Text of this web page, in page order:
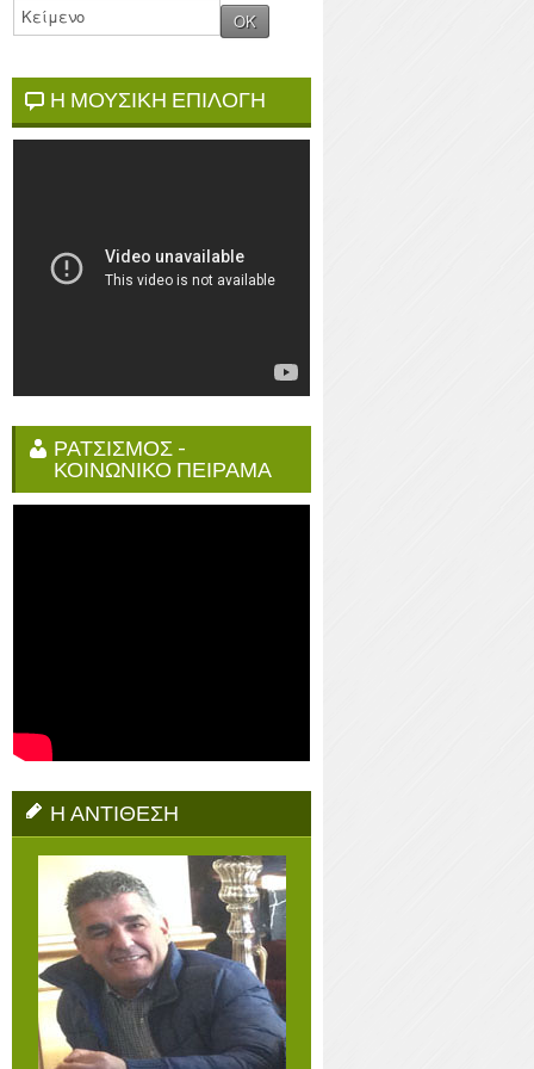
Η ΜΟΥΣΙΚΗ ΕΠΙΛΟΓΗ
ΡΑΤΣΙΣΜΟΣ -
ΚΟΙΝΩΝΙΚΟ ΠΕΙΡΑΜΑ
Η ΑΝΤΙΘΕΣΗ